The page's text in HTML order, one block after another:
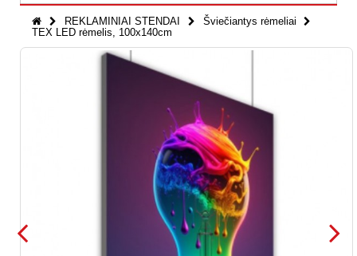
REKLAMINIAI STENDAI
Šviečiantys rėmeliai
TEX LED rėmelis, 100x140cm